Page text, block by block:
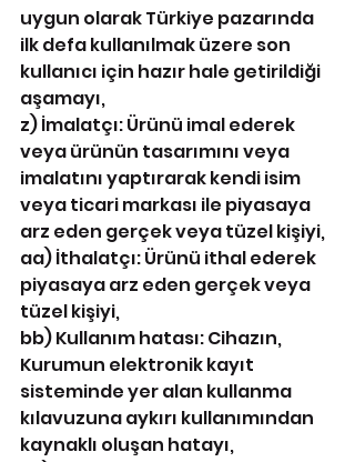
uygun olarak Türkiye pazarında
ilk defa kullanılmak üzere son
kullanıcı için hazır hale getirildiği
aşamayı,
z) İmalatçı: Ürünü imal ederek
veya ürünün tasarımını veya
imalatını yaptırarak kendi isim
veya ticari markası ile piyasaya
arz eden gerçek veya tüzel kişiyi,
aa) İthalatçı: Ürünü ithal ederek
piyasaya arz eden gerçek veya
tüzel kişiyi,
bb) Kullanım hatası: Cihazın,
Kurumun elektronik kayıt
sisteminde yer alan kullanma
kılavuzuna aykırı kullanımından
kaynaklı oluşan hatayı,